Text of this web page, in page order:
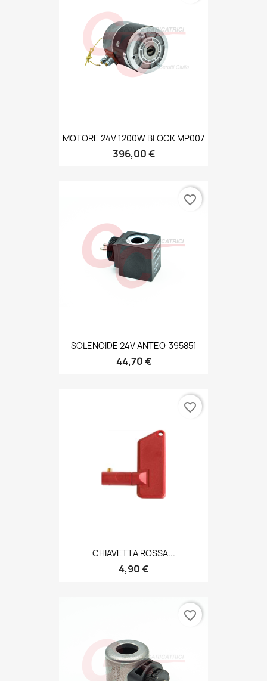
MOTORE 24V 1200W BLOCK MP007
396,00 €
SOLENOIDE 24V ANTEO-395851
44,70 €
favorite_border
CHIAVETTA ROSSA...
4,90 €
favorite_border
favorite_border